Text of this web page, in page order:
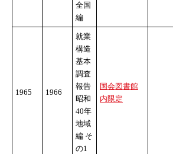
全国
編
1965 1966
就業
構造
基本
調査
報告
昭和
40年
地域
編 そ
の1
国会図書館
内限定